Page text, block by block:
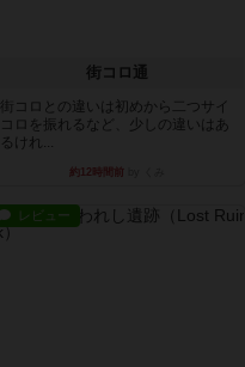
街コロ通
街コロとの違いは初めから二つサイ
コロを振れるなど、少しの違いはあ
るけれ...
約12時間前
レビュー